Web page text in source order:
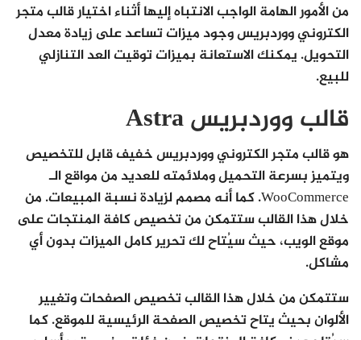
من الأمور الهامة الواجب الانتباه إليها أثناء اختيار قالب متجر
الكتروني ووردبريس وجود ميزات تساعد على زيادة معدل
التحويل. يمكنك الاستعانة بميزات توقيت العد التنازلي
للبيع.
قالب ووردبريس Astra
هو قالب متجر الكتروني ووردبريس خفيف قابل للتخصيص
ويتميز بسرعة التحميل وملائمته للعديد من مواقع الـ
WooCommerce. كما أنه مصمم لزيادة نسبة المبيعات. من
خلال هذا القالب ستتمكن من تخصيص كافة المنتجات على
موقع الويب، حيث سيُتاح لك تحرير كامل الميزات بدون أي
مشاكل.
ستتمكن من خلال هذا القالب تخصيص الصفحات وتغيير
الألوان بحيث يتاح تخصيص الصفحة الرئيسية للموقع. كما